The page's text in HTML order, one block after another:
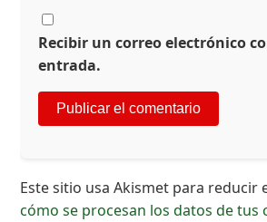
Recibir un correo electrónico
entrada.
Este sitio usa Akismet para reducir
cómo se procesan los datos de tus